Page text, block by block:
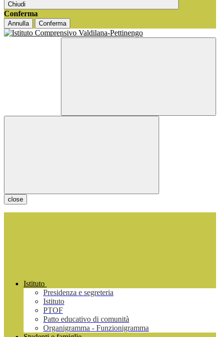
Chiudi
Conferma
Annulla Conferma
close
Istituto
Presidenza e segreteria
Istituto
PTOF
Patto educativo di comunità
Organigramma - Funzionigramma